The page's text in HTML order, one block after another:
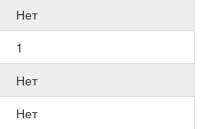
Нет
1
Нет
Нет